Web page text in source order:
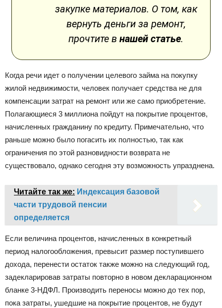
закупке материалов. О том, как
вернуть деньги за ремонт,
прочтите в нашей статье.
Когда речи идет о получении целевого займа на покупку
жилой недвижимости, человек получает средства не для
компенсации затрат на ремонт или же само приобретение.
Полагающиеся 3 миллиона пойдут на покрытие процентов,
начисленных гражданину по кредиту. Примечательно, что
раньше можно было погасить их полностью, так как
ограничения по этой разновидности возврата не
существовало, однако сегодня эту возможность упразднена.
Читайте так же: Индексация базовой
части трудовой пенсии
определяется
Если величина процентов, начисленных в конкретный
период налогообложения, превысит размер поступившего
дохода, перенести остаток также можно на следующий год,
задекларировав затраты повторно в новом декларационном
бланке 3-НДФЛ. Производить переносы можно до тех пор,
пока затраты, ушедшие на покрытие процентов, не будут